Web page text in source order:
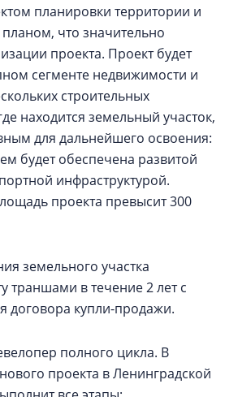
планировки территории и
что значительно
проекта. Проект будет
сегменте недвижимости и
строительных
находится земельный участок,
для дальнейшего освоения:
будет обеспечена развитой
инфраструктурой.
проекта превысит 300
земельного участка
траншами в течение 2 лет с
договора купли-продажи.
полного цикла. В
проекта в Ленинградской